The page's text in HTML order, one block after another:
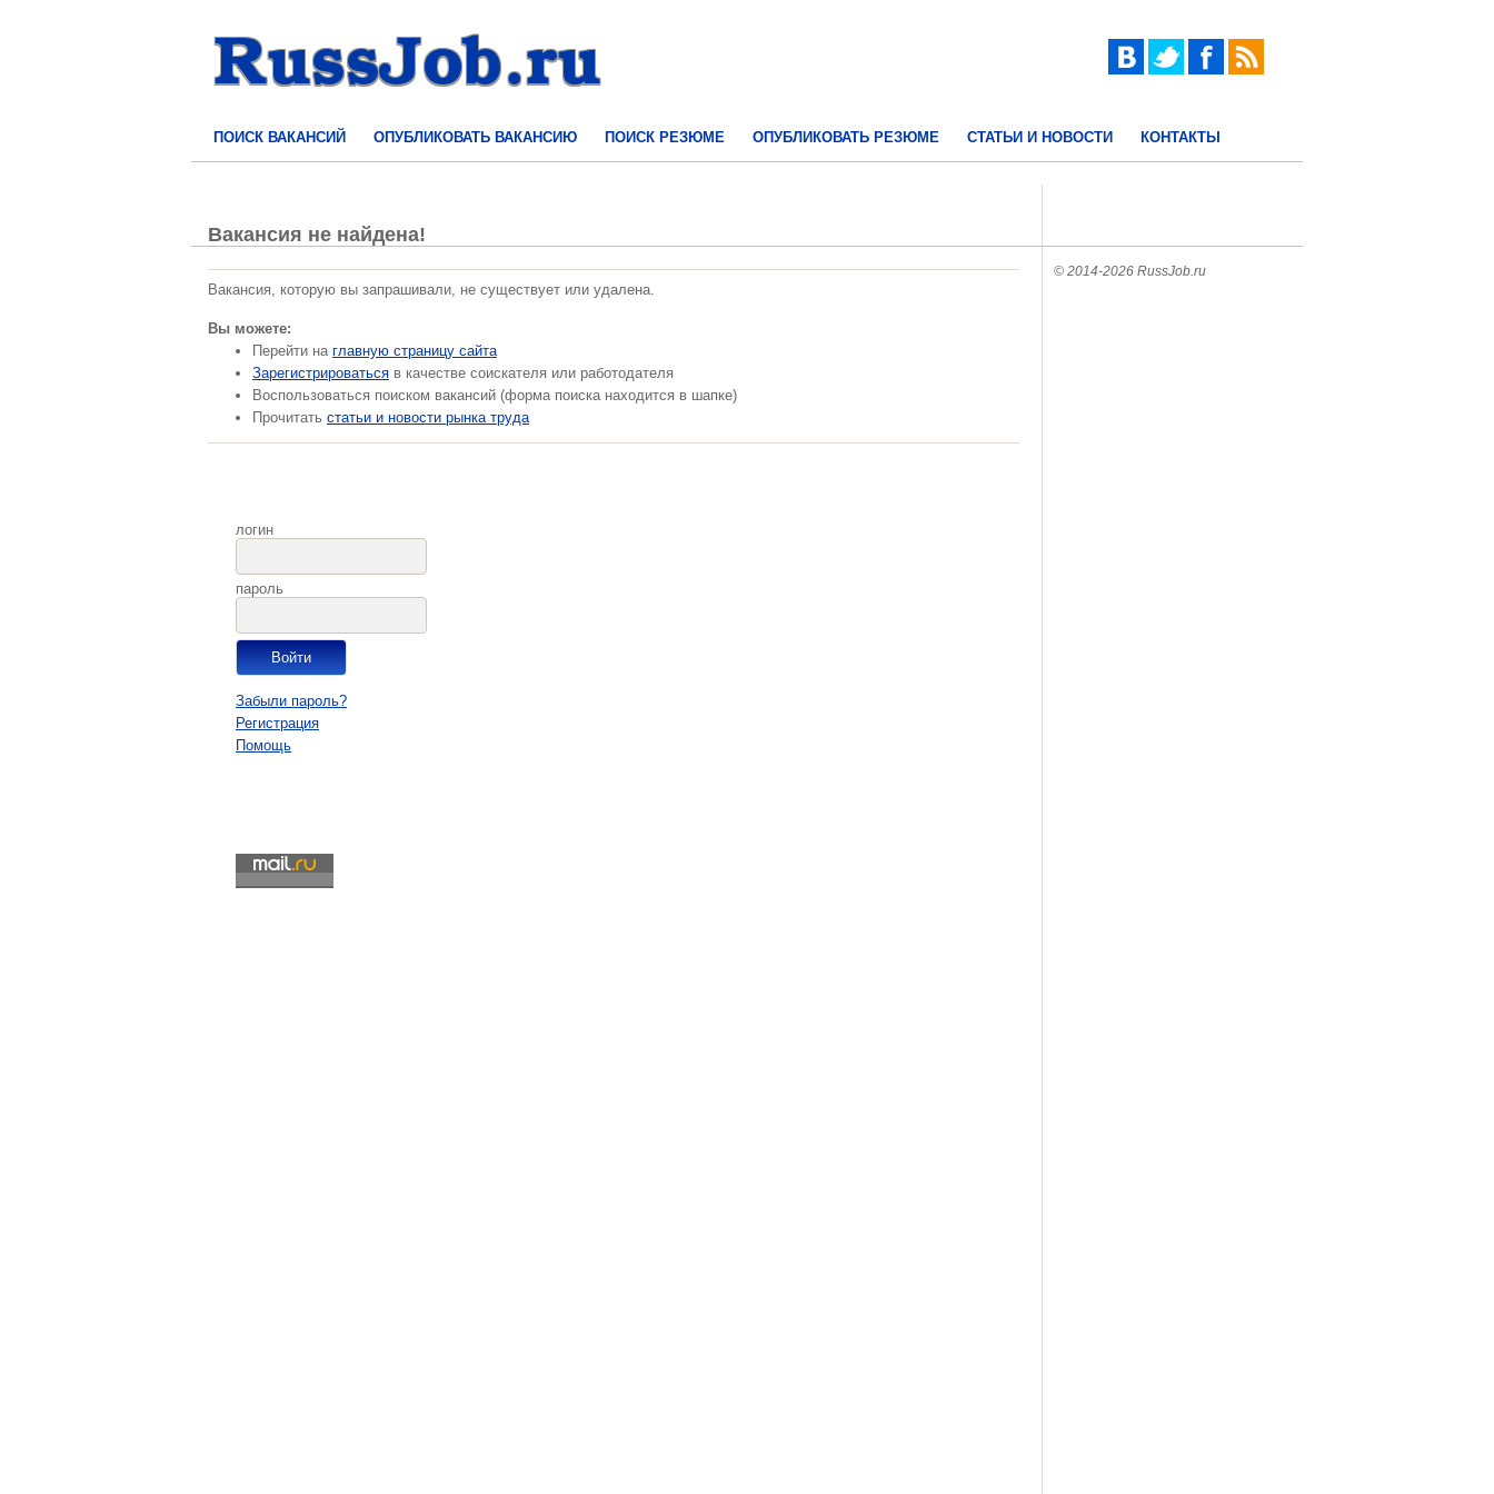
ПОИСК ВАКАНСИЙ ОПУБЛИКОВАТЬ ВАКАНСИЮ ПОИСК РЕЗЮМЕ ОПУБЛИКОВАТЬ РЕЗЮМЕ СТАТЬИ И НОВОСТИ КОНТАКТЫ
Вакансия не найдена!
Вакансия, которую вы запрашивали, не существует или удалена.
Вы можете:
Перейти на главную страницу сайта
Зарегистрироваться в качестве соискателя или работодателя
Воспользоваться поиском вакансий (форма поиска находится в шапке)
Прочитать статьи и новости рынка труда
логин
пароль
Забыли пароль?
Регистрация
Помощь
© 2014-2026 RussJob.ru